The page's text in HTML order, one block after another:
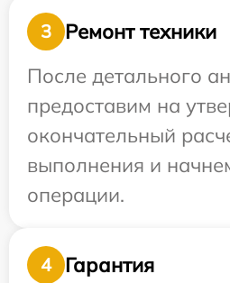
3
Ремонт техники
После детального
предоставим на
окончательный
выполнения и
операции.
4
Гарантия